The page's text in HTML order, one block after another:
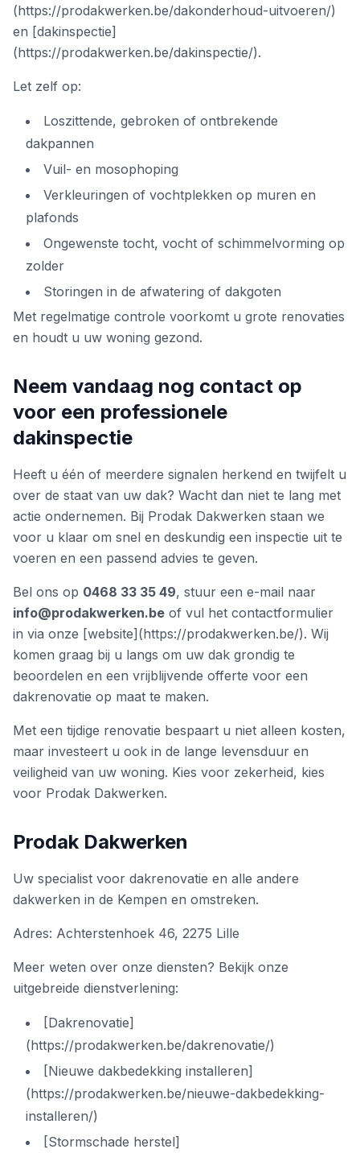
(https://prodakwerken.be/dakonderhoud-uitvoeren/)
en [dakinspectie]
(https://prodakwerken.be/dakinspectie/).
Let zelf op:
Loszittende, gebroken of ontbrekende
dakpannen
Vuil- en mosophoping
Verkleuringen of vochtplekken op muren en
plafonds
Ongewenste tocht, vocht of schimmelvorming op
zolder
Storingen in de afwatering of dakgoten
Met regelmatige controle voorkomt u grote renovaties
en houdt u uw woning gezond.
Neem vandaag nog contact op
voor een professionele
dakinspectie
Heeft u één of meerdere signalen herkend en twijfelt u
over de staat van uw dak? Wacht dan niet te lang met
actie ondernemen. Bij Prodak Dakwerken staan we
voor u klaar om snel en deskundig een inspectie uit te
voeren en een passend advies te geven.
Bel ons op 0468 33 35 49, stuur een e-mail naar
info@prodakwerken.be of vul het contactformulier
in via onze [website](https://prodakwerken.be/). Wij
komen graag bij u langs om uw dak grondig te
beoordelen en een vrijblijvende offerte voor een
dakrenovatie op maat te maken.
Met een tijdige renovatie bespaart u niet alleen kosten,
maar investeert u ook in de lange levensduur en
veiligheid van uw woning. Kies voor zekerheid, kies
voor Prodak Dakwerken.
Prodak Dakwerken
Uw specialist voor dakrenovatie en alle andere
dakwerken in de Kempen en omstreken.
Adres: Achterstenhoek 46, 2275 Lille
Meer weten over onze diensten? Bekijk onze
uitgebreide dienstverlening:
[Dakrenovatie]
(https://prodakwerken.be/dakrenovatie/)
[Nieuwe dakbedekking installeren]
(https://prodakwerken.be/nieuwe-dakbedekking-
installeren/)
[Stormschade herstel]